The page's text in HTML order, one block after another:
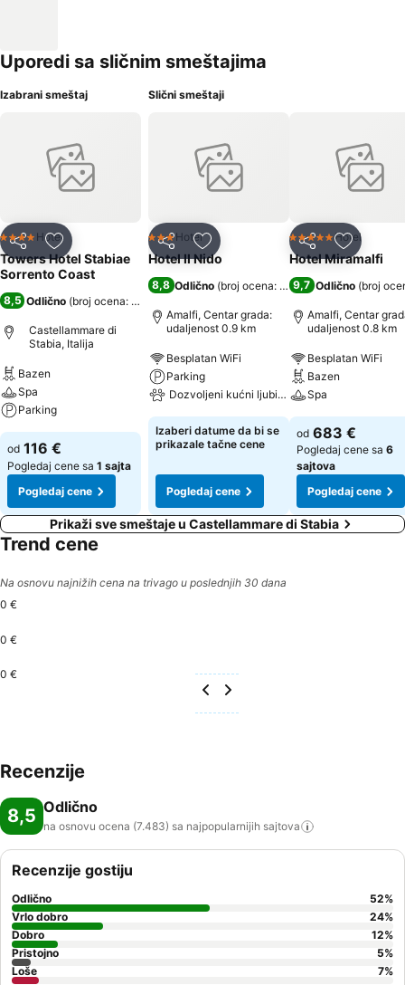
Uporedi sa sličnim smeštajima
Izabrani smeštaj
Deli Dodati u favorite
4 Zvezdice
Hotel
Towers Hotel Stabiae
Sorrento Coast
8,5 Odlično (broj ocena: 7.483
Castellammare di
Stabia, Italija
Bazen
Spa
Parking
od 116 €
Pogledaj cene sa 1 sajta
Pogledaj cene
Slični smeštaji
Deli Dodati u favorite
3 Zvezdice
Hotel
Hotel Il Nido
8,8 Odlično (broj ocena: 709)
Amalfi, Centar grada:
udaljenost 0.9 km
Besplatan WiFi
Parking
Dozvoljeni kućni ljubimci
Izaberi datume da bi se
prikazale tačne cene
Pogledaj cene
Deli Dodati
5 ZvezdiceHotel
Hotel Miramalfi
9,7 Odlično (broj
Amalfi, Centar
udaljenost 0.8 km
Besplatan WiFi
Bazen
Spa
od 683 €
Pogledaj cene sa 6
sajtova
Pogledaj cene
Prikaži sve smeštaje u Castellammare di Stabia
Trend cene
Na osnovu najnižih cena na trivago u poslednjih 30 dana
0 €
0 €
0 €
Recenzije
8,5 Odlično
na osnovu ocena (7.483) sa najpopularnijih sajtova
Recenzije gostiju
Odlično 52%
Vrlo dobro
24%
Dobro
12%
Pristojno
5%
Loše
7%